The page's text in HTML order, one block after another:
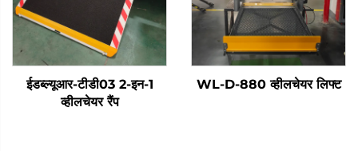
ईडब्ल्यूआर-टीडी03 2-इन-1
व्हीलचेयर रैंप
WL-D-880 व्हीलचेयर लिफ्ट